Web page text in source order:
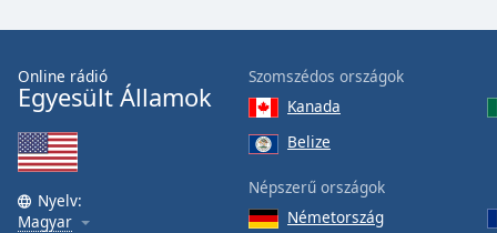
Text
Online rádió
Egyesült Államok
Nyelv:
Magyar
Szomszédos országok
Kanada
Belize
Népszerű országok
Németország